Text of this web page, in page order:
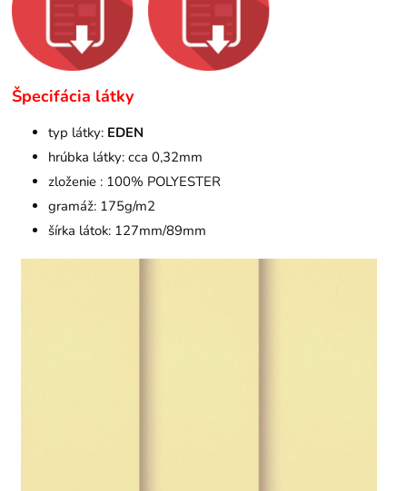
Špecifácia látky
typ látky: EDEN
hrúbka látky: cca 0,32mm
zloženie : 100% POLYESTER
gramáž: 175g/m2
šírka látok: 127mm/89mm